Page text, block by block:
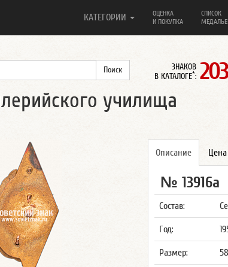
КАТЕГОРИИ
ОЦЕНКА
И ПОКУПКА
СПИСОК
ЗНАКОВ
В КАТАЛОГЕ*:
училища
Описание Цена
№ 13916а
Состав:
Год:
Размер: